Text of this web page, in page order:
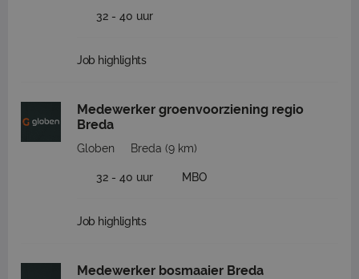
32 - 40 uur
Job highlights
Medewerker groenvoorziening regio
Breda
Globen Breda (9 km)
32 - 40 uur MBO
Job highlights
Medewerker bosmaaier Breda